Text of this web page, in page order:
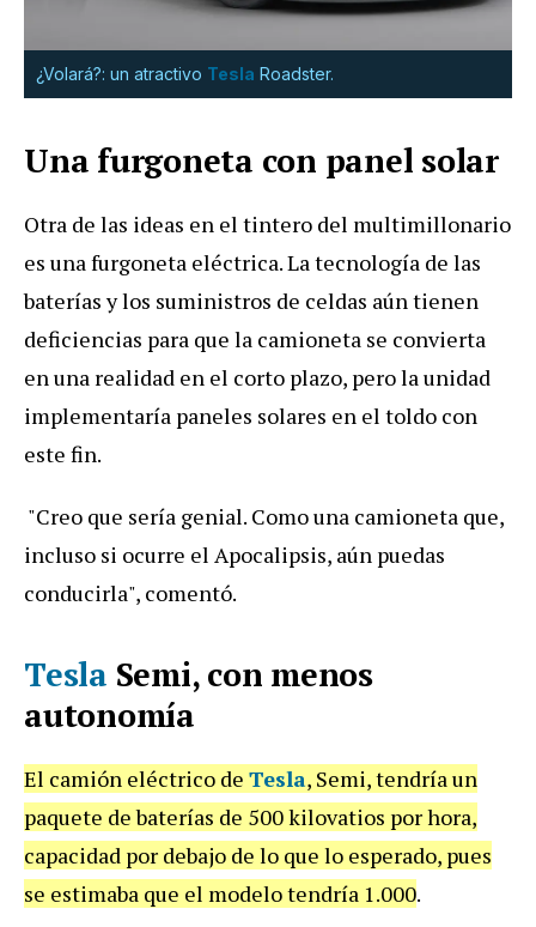
¿Volará?: un atractivo Tesla Roadster.
Una furgoneta con panel solar
Otra de las ideas en el tintero del multimillonario
es una furgoneta eléctrica. La tecnología de las
baterías y los suministros de celdas aún tienen
deficiencias para que la camioneta se convierta
en una realidad en el corto plazo, pero la unidad
implementaría paneles solares en el toldo con
este fin.
"Creo que sería genial. Como una camioneta que,
incluso si ocurre el Apocalipsis, aún puedas
conducirla", comentó.
Tesla Semi, con menos
autonomía
El camión eléctrico de Tesla, Semi, tendría un
paquete de baterías de 500 kilovatios por hora,
capacidad por debajo de lo que lo esperado, pues
se estimaba que el modelo tendría 1.000.